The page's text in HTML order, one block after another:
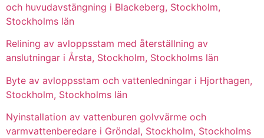
och huvudavstängning i Blackeberg, Stockholm,
Stockholms län
Relining av avloppsstam med återställning av
anslutningar i Årsta, Stockholm, Stockholms län
Byte av avloppsstam och vattenledningar i Hjorthagen,
Stockholm, Stockholms län
Nyinstallation av vattenburen golvvärme och
varmvattenberedare i Gröndal, Stockholm, Stockholms